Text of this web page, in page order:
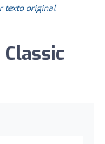
texto original